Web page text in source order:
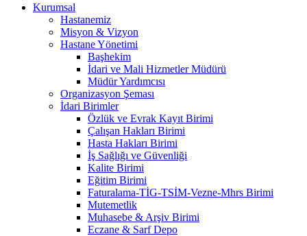
Kurumsal
Hastanemiz
Misyon & Vizyon
Hastane Yönetimi
Başhekim
İdari ve Mali Hizmetler Müdürü
Müdür Yardımcısı
Organizasyon Şeması
İdari Birimler
Özlük ve Evrak Kayıt Birimi
Çalışan Hakları Birimi
Hasta Hakları Birimi
İş Sağlığı ve Güvenliği
Kalite Birimi
Eğitim Birimi
Faturalama-TİG-TSİM-Vezne-Mhrs Birimi
Mutemetlik
Muhasebe & Arşiv Birimi
Eczane & Sarf Depo